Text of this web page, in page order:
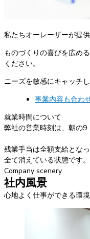
私たちオーレーザーが提
ものづくりの喜びを広め
ください。
ニーズを敏感にキャッチ
事業内容も合わ
就業時間について
弊社の営業時刻は、朝の9
残業手当は全額支給とな
全て消えている状態です。
Company scenery
社内風景
心地よく仕事ができる環